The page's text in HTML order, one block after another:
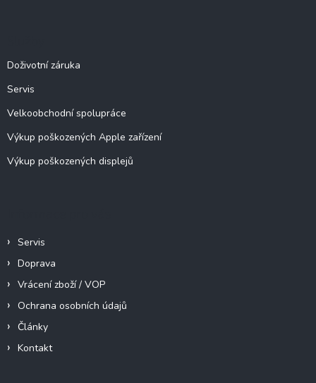
Doživotní záruka
Servis
Velkoobchodní spolupráce
Výkup poškozených Apple zařízení
Výkup poškozených displejů
Servis
Doprava
Vrácení zboží / VOP
Ochrana osobních údajů
Články
Kontakt